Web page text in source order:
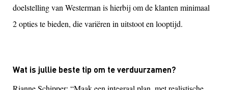
doelstelling van Westerman is hierbij om de klanten minimaal
2 opties te bieden, die variëren in uitstoot en looptijd.
Wat is jullie beste tip om te verduurzamen?